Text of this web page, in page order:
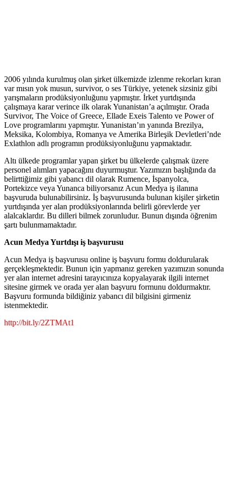
2006 yılında kurulmuş olan şirket ülkemizde izlenme rekorları kıran
var mısın yok musun, survivor, o ses Türkiye, yetenek sizsiniz gibi
yarışmaların prodüksiyonluğunu yapmıştır. İrket yurtdışında
çalışmaya karar verince ilk olarak Yunanistan’a açılmıştır. Orada
Survivor, The Voice of Greece, Ellade Exeis Talento ve Power of
Love programlarını yapmıştır. Yunanistan’ın yanında Brezilya,
Meksika, Kolombiya, Romanya ve Amerika Birleşik Devletleri’nde
Exlathlon adlı programın prodüksiyonluğunu yapmaktadır.
Altı ülkede programlar yapan şirket bu ülkelerde çalışmak üzere
personel alımları yapacağını duyurmuştur. Yazımızın başlığında da
belirttiğimiz gibi yabancı dil olarak Rumence, İspanyolca,
Portekizce veya Yunanca biliyorsanız Acun Medya iş ilanına
başvuruda bulunabilirsiniz. İş başvurusunda bulunan kişiler şirketin
yurtdışında yer alan prodüksiyonlarında belirli görevlerde yer
alalcaklardır. Bu dilleri bilmek zorunludur. Bunun dışında öğrenim
şartı bulunmamaktadır.
Acun Medya Yurtdışı iş başvurusu
Acun Medya iş başvurusu online iş başvuru formu doldurularak
gerçekleşmektedir. Bunun için yapmanız gereken yazımızın sonunda
yer alan internet adresini tarayıcınıza kopyalayarak ilgili internet
sitesine girmek ve orada yer alan başvuru formunu doldurmaktır.
Başvuru formunda bildiğiniz yabancı dil bilgisini girmeniz
istenmektedir.
http://bit.ly/2ZTMAt1